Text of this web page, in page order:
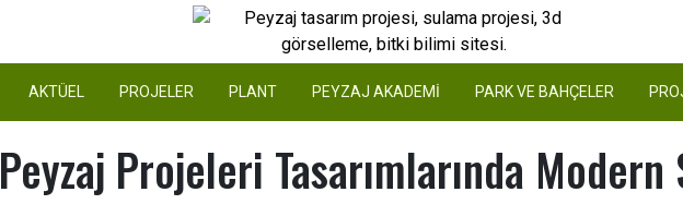
Yeşil Mimar
AKTÜEL PROJELER PLANT PEYZAJ AKADEMİ PARK VE BAHÇELER
Peyzaj Projeleri Tasarımlarında Modern